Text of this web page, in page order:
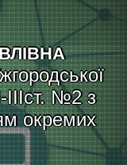
IIIст. №2 з
окремих